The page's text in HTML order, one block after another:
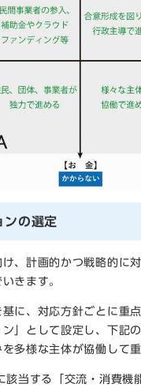
ンの選定
、計画的かつ戦略的に
きます。
に、対応方針ごとに重
」として設定し、下記
多様な主体が協働して
該当する「交流・消費機